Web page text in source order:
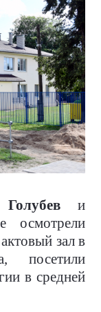
и
осмотрели
зал в
посетили
в средней